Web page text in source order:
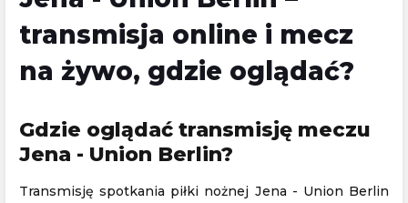
transmisja online i mecz
na żywo, gdzie oglądać?
Gdzie oglądać transmisję meczu
Jena - Union Berlin?
Transmisję spotkania piłki nożnej Jena - Union Berlin